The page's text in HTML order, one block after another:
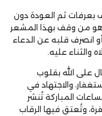
بعرفات ثم العودة دون
هو من وقف بهذا المشعر
انصرف قلبه عن الدعاء
والثناء عليه.
على الله بقلوب
والاجتهاد في
المباركة تُنشر
وتُعتق فيها الرقاب